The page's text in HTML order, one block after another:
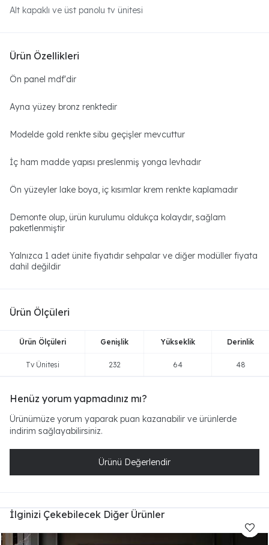
Alt kapaklı ve üst panolu tv ünitesi
Ürün Ölçüleri
Ürün Ölçüleri Genişlik Yükseklik Derinlik
Tv Ünitesi 232 64 48
Ürün Özellikleri
Ön panel mdf'dir
Ayna yüzey bronz renktedir
Modelde gold renkte sibu geçişler mevcuttur
İç ham madde yapısı preslenmiş yonga levhadır
Ön yüzeyler lake boya, iç kısımlar krem renkte kaplamadır
Demonte olup, ürün kurulumu oldukça kolaydır, sağlam
paketlenmiştir
Yalnızca 1 adet ünite fiyatıdır sehpalar ve diğer modüller fiyata
dahil değildir
Henüz yorum yapmadınız mı?
Ürünümüze yorum yaparak puan kazanabilir ve ürünlerde
indirim sağlayabilirsiniz.
Ürünü Değerlendir
İlginizi Çekebilecek Diğer Ürünler